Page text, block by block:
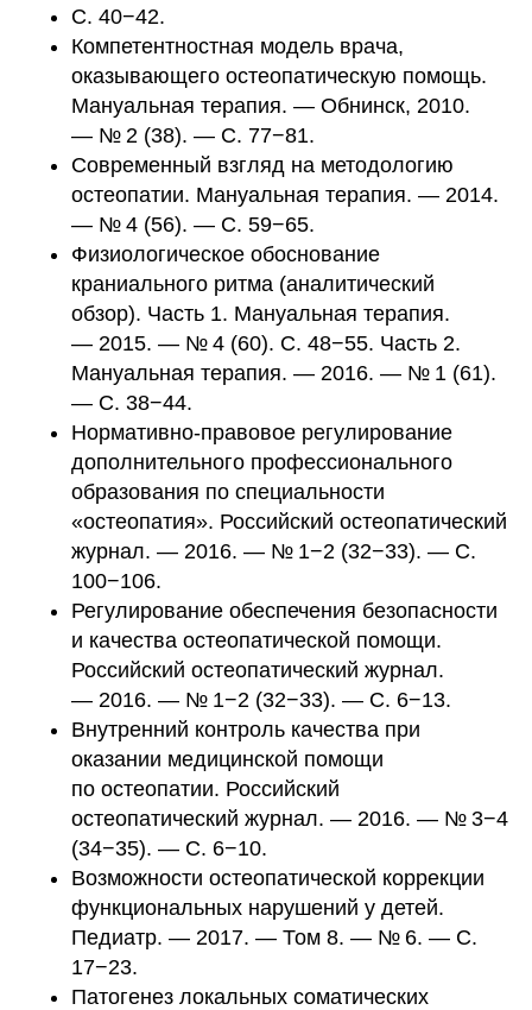
С. 40−42.
Компетентностная модель врача,
оказывающего остеопатическую помощь.
Мануальная терапия. — Обнинск, 2010.
— № 2 (38). — С. 77−81.
Современный взгляд на методологию
остеопатии. Мануальная терапия. — 2014.
— № 4 (56). — С. 59−65.
Физиологическое обоснование
краниального ритма (аналитический
обзор). Часть 1. Мануальная терапия.
— 2015. — № 4 (60). С. 48−55. Часть 2.
Мануальная терапия. — 2016. — № 1 (61).
— С. 38−44.
Нормативно-правовое регулирование
дополнительного профессионального
образования по специальности
«остеопатия». Российский остеопатический
журнал. — 2016. — № 1−2 (32−33). — С.
100−106.
Регулирование обеспечения безопасности
и качества остеопатической помощи.
Российский остеопатический журнал.
— 2016. — № 1−2 (32−33). — С. 6−13.
Внутренний контроль качества при
оказании медицинской помощи
по остеопатии. Российский
остеопатический журнал. — 2016. — № 3−4
(34−35). — С. 6−10.
Возможности остеопатической коррекции
функциональных нарушений у детей.
Педиатр. — 2017. — Том 8. — № 6. — С.
17−23.
Патогенез локальных соматических